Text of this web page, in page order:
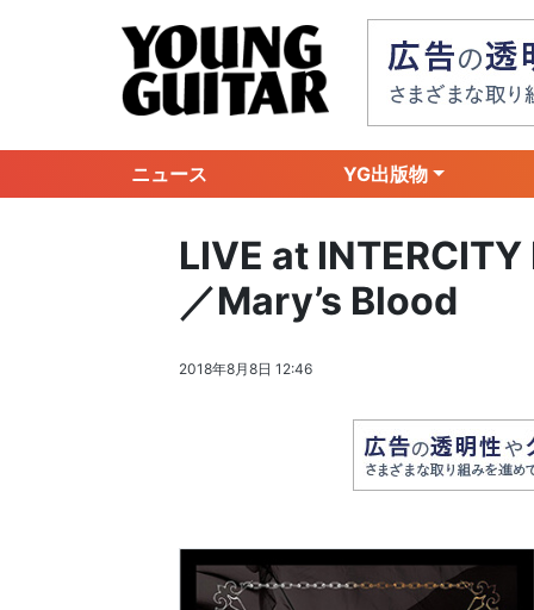
ニュース YG出版物
LIVE at
／Mary’s Blood
2018年8月8日 12:46